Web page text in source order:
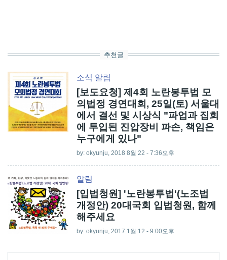
추천글
소식 알림
[보도요청] 제4회 노란봉투법 모
의법정 경연대회, 25일(토) 서울대
에서 결선 및 시상식 "파업과 집회
에 투입된 진압장비 파손, 책임은
누구에게 있나"
by: okyunju , 2018 8월 22 - 7:36오후
알림
[입법청원] '노란봉투법'(노조법
개정안) 20대국회 입법청원, 함께
해주세요
by: okyunju , 2017 1월 12 - 9:00오후